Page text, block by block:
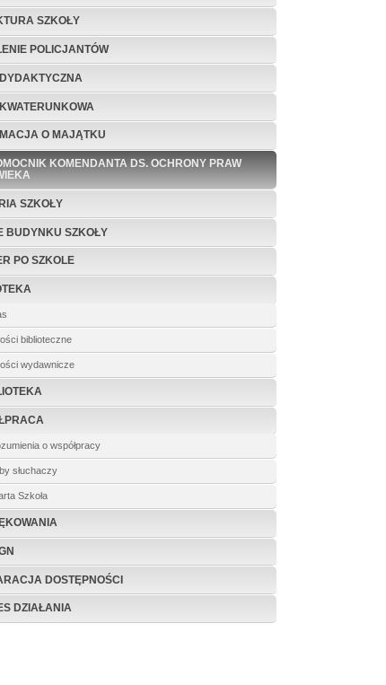
SZKOŁY
POLICJANTÓW
O MAJĄTKU
KOMENDANTA DS. OCHRONY PRAW
SZKOŁY
BUDYNKU SZKOŁY
PO SZKOLE
biblioteczne
wydawnicze
o współpracy
słuchaczy
Szkoła
DOSTĘPNOŚCI
DZIAŁANIA